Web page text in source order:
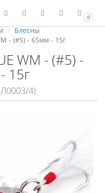
0
Блесны
- (#5) - 65мм - 15г
WM - (#5) -
15г
4)